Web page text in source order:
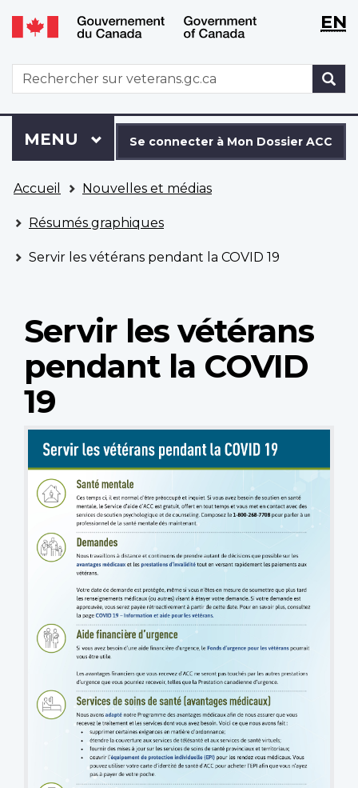
Aller
au
principal
Passer
à
version
HTML
simplifiée
WxT
WxTEN
WxT
Search
form
connecter
à
Dossier
ACC
Se connecter à Mon Dossier ACC
Menu
MENU PRINCIPAL
êtes
ici
Accueil Nouvelles et médias
Résumés graphiques
Servir les vétérans pendant la COVID 19
Servir les vétérans
pendant la COVID
19